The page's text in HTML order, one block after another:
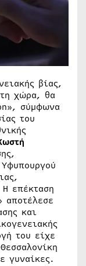
βίας,
χώρα, θα
σύμφωνα
του
επέκταση
αποτέλεσε
και
του είχε
γυναίκες.